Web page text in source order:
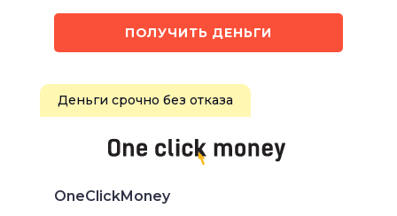
ПОЛУЧИТЬ ДЕНЬГИ
Деньги срочно без отказа
OneClickMoney